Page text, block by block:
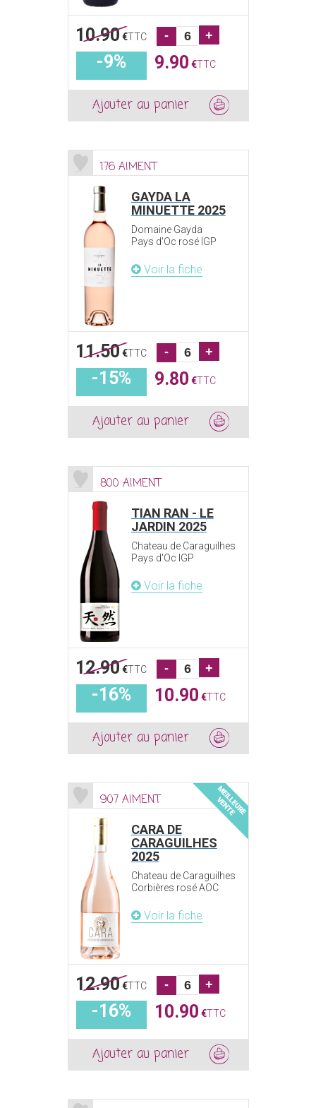
10.90 €TTC - +
-9% 9.90 €TTC
Ajouter au panier
176 AIMENT
GAYDA LA
MINUETTE 2025
Domaine Gayda
Pays d'Oc rosé IGP
Voir la fiche
11.50 €TTC - +
-15% 9.80 €TTC
Ajouter au panier
800 AIMENT
TIAN RAN - LE
JARDIN 2025
Chateau de Caraguilhes
Pays d'Oc IGP
Voir la fiche
12.90 €TTC - +
-16% 10.90 €TTC
Ajouter au panier
907 AIMENT
CARA DE
CARAGUILHES
2025
Chateau de Caraguilhes
Corbières rosé AOC
Voir la fiche
12.90 €TTC - +
-16% 10.90 €TTC
Ajouter au panier